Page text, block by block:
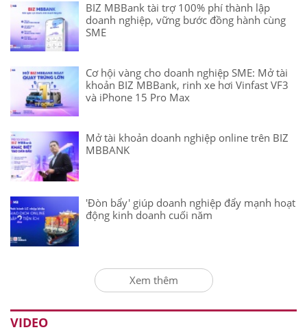
BIZ MBBank tài trợ 100% phí thành lập
doanh nghiệp, vững bước đồng hành cùng
SME
Cơ hội vàng cho doanh nghiệp SME: Mở tài
khoản BIZ MBBank, rinh xe hơi Vinfast VF3
và iPhone 15 Pro Max
Mở tài khoản doanh nghiệp online trên BIZ
MBBANK
'Đòn bẩy' giúp doanh nghiệp đẩy mạnh hoạt
động kinh doanh cuối năm
Xem thêm
VIDEO